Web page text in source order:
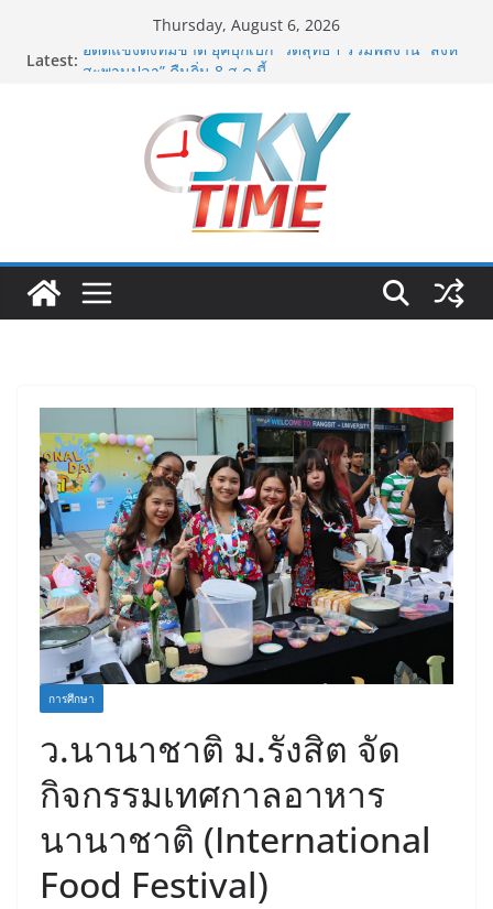
Thursday, August 6, 2026
Latest: อดีตแข้งดังทีมชาติ ยุคบุกเบิก “วัดสุทธิฯ”รวมพลงาน “สิงห์
สตาร์ทวันนี้ Franchise Expo Thailand & TESE 2026 วัน
ที่ 6-9 ส.ค.69 ฮอลล์ 6-8 เมืองทองธานีพบทัพธุรกิจ&แฟรน
ไชส์ ซัพพลายเออร์สินค้า เติมรายได้ช่วยเศรษฐกิจไทย ลด
ใหญ่กว่า 250 บูธ คาดเงินสะพัด 220 ลบ.
ฟุตซอลไทย เสมอ เวียดนาม 3-3 ลุ้นคว้าแชมป์คอนติเน
นทัล 2026 นัดสุดท้าย
มูลนิธิกองทุนนิยมไทย จับมือ กระทรวงวัฒนธรรม แถลง
เปิดตัวโครงการ ประกวดอัตลักษณ์อาหารภูมิภาค “รสถิ่น
ไทย” เฟ้นหาเมนูต้นตำรับ 4 ภูมิภาค ดัน Soft Power สู่
การศึกษา
ว.นานาชาติ ม.รังสิต จัด
กิจกรรมเทศกาลอาหาร
นานาชาติ (International
Food Festival)